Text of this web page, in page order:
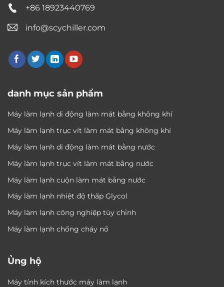
+86 18923440769
info@scychiller.com
danh mục sản phẩm
Máy làm lạnh di động làm mát bằng không khí
Máy làm lạnh trục vít làm mát bằng không khí
Máy làm lạnh di động làm mát bằng nước
Máy làm lạnh trục vít làm mát bằng nước
Máy làm lạnh cuộn làm mát bằng nước
Máy làm lạnh nhiệt độ thấp Glycol
Máy làm lạnh công nghiệp tùy chỉnh
Máy làm lạnh chống cháy nổ
Ủng hộ
Máy tính kích thước máy làm lạnh